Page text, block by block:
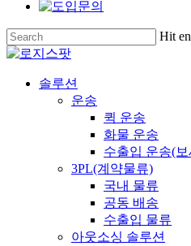
Hit
Close
Menu
솔루션
운송
퀵 운송
화물 운송
수출입 운송(보
3PL(계약물류)
국내 물류
공동 배송
수출입 물류
아웃소싱 솔루션